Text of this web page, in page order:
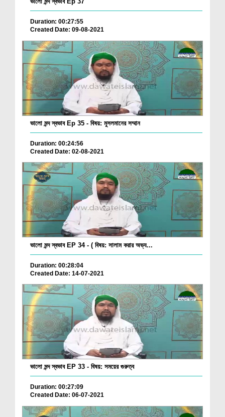
Duration: 00:27:55
Created Date: 09-08-2021
ভালো মন্দ স্বভাব Ep 35 - বিষয়: মুসলমানের সম্মান
Duration: 00:24:56
Created Date: 02-08-2021
ভালো মন্দ স্বভাব EP 34 - ( বিষয়: সালাম করার অভ্য...
Duration: 00:28:04
Created Date: 14-07-2021
ভালো মন্দ স্বভাব EP 33 - বিষয়: সময়ের গুরুত্ব
Duration: 00:27:09
Created Date: 06-07-2021